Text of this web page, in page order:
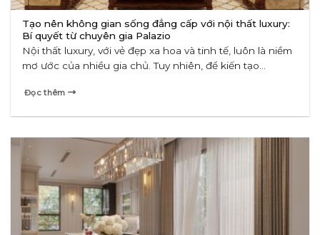
Tạo nên không gian sống đẳng cấp với nội thất luxury:
Bí quyết từ chuyên gia Palazio
Nội thất luxury, với vẻ đẹp xa hoa và tinh tế, luôn là niềm
mơ ước của nhiều gia chủ. Tuy nhiên, để kiến tạo...
Đọc thêm